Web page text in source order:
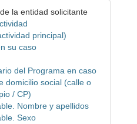
la entidad solicitante
principal)
su caso
del Programa en caso
domicilio social (calle o
/ CP)
Nombre y apellidos
Sexo